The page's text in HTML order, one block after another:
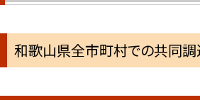
和歌山県全市町村での共同調